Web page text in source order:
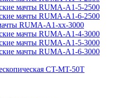
мачты RUMA-A1-5-2500
мачты RUMA-A1-6-2500
RUMA-A1-xx-3000
мачты RUMA-A1-4-3000
мачты RUMA-A1-5-3000
мачты RUMA-A1-6-3000
CT-MT-50T